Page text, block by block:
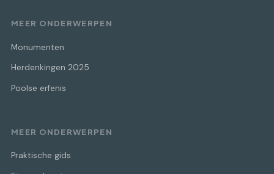
MEER ONDERWERPEN
Monumenten
Herdenkingen 2025
Poolse erfenis
MEER ONDERWERPEN
Praktische gids